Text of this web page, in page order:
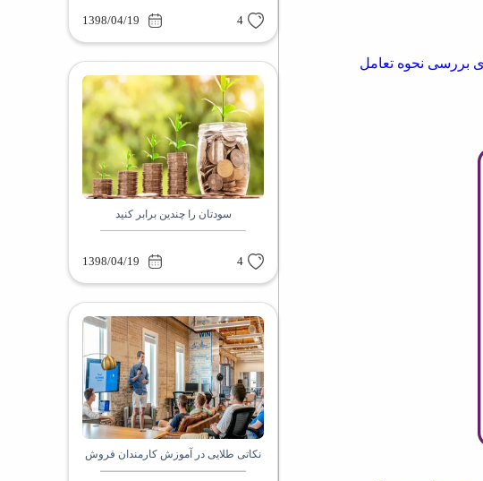
بررسی نحوه تعامل
4
1398/04/19
سودتان را چندین برابر کنید
4
1398/04/19
نکاتی طلایی در آموزش کارمندان فروش